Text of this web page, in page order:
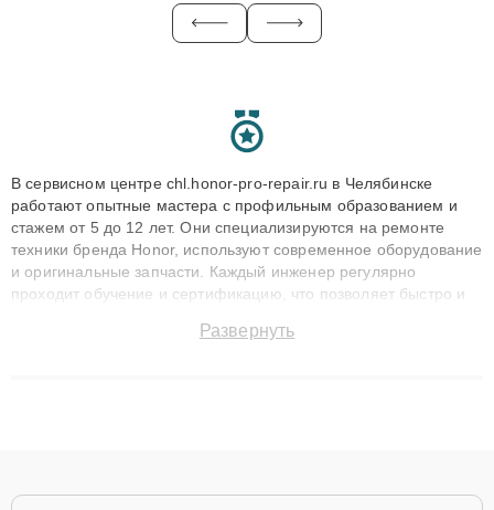
В сервисном центре chl.honor-pro-repair.ru в Челябинске
работают опытные мастера с профильным образованием и
стажем от 5 до 12 лет. Они специализируются на ремонте
техники бренда Honor, используют современное оборудование
и оригинальные запчасти. Каждый инженер регулярно
проходит обучение и сертификацию, что позволяет быстро и
сохранением гарантии до 3 лет. Наши мастера решают
Развернуть